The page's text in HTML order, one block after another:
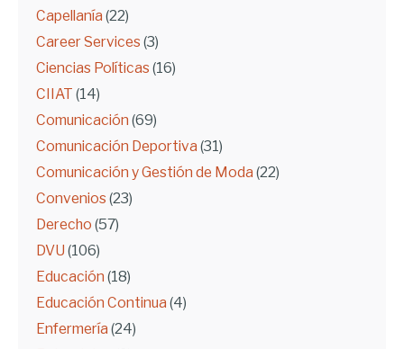
Capellanía (22)
Career Services (3)
Ciencias Políticas (16)
CIIAT (14)
Comunicación (69)
Comunicación Deportiva (31)
Comunicación y Gestión de Moda (22)
Convenios (23)
Derecho (57)
DVU (106)
Educación (18)
Educación Continua (4)
Enfermería (24)